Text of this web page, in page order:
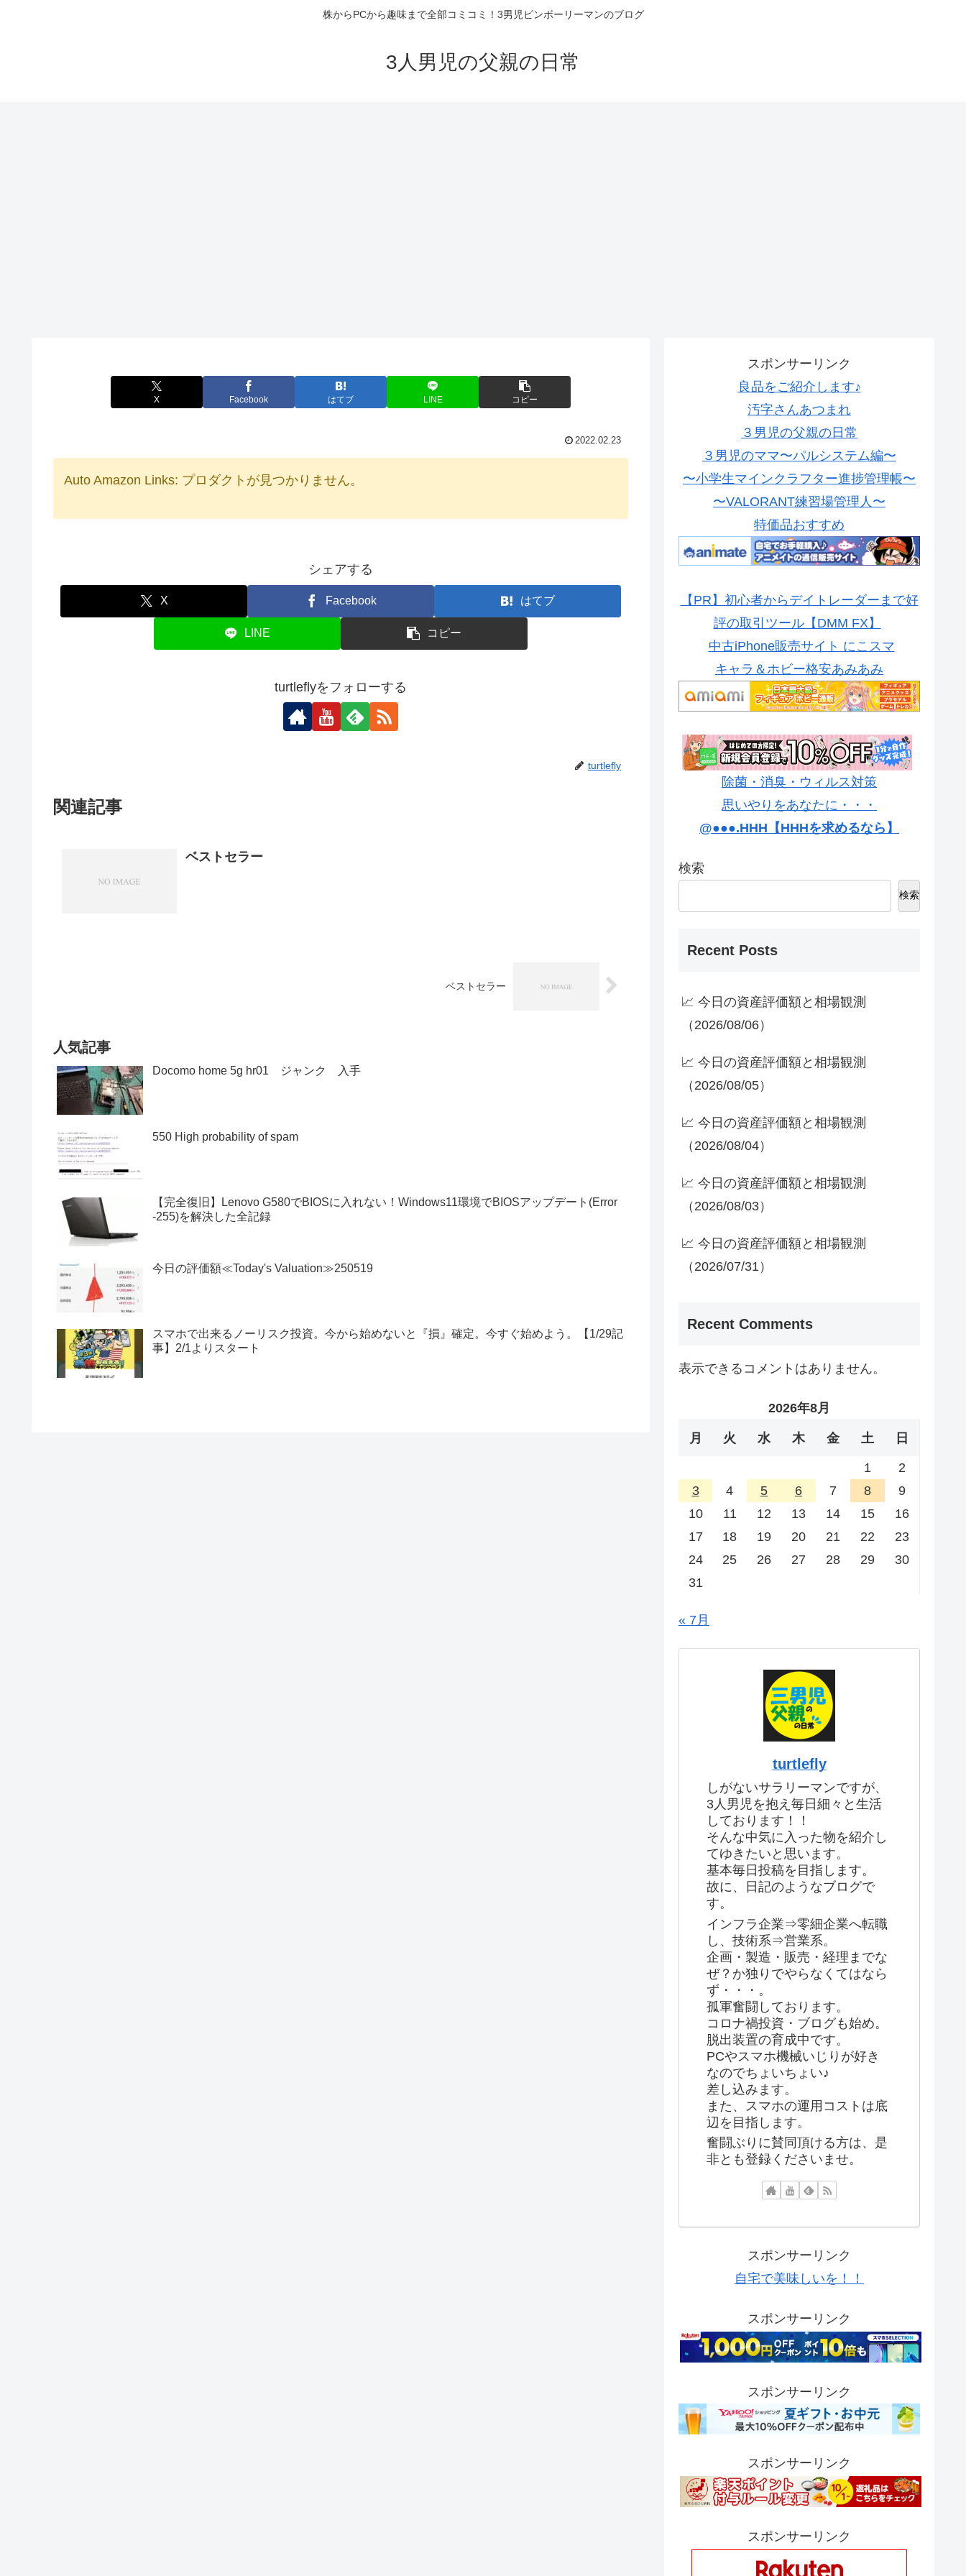
株からPCから趣味まで全部コミコミ！3男児ビンボーリーマンのブログ
3人男児の父親の日常
X Facebook はてブ LINE コピー
2022.02.23
Auto Amazon Links: プロダクトが見つかりません。
シェアする
X Facebook はてブ
LINE コピー
turtleflyをフォローする
turtlefly
関連記事
ベストセラー
ベストセラー
人気記事
Docomo home 5g hr01 ジャンク 入手
550 High probability of spam
【完全復旧】Lenovo G580でBIOSに入れない！Windows11環境でBIOSアップデート(Error
-255)を解決した全記録
今日の評価額≪Today's Valuation≫250519
スマホで出来るノーリスク投資。今から始めないと『損』確定。今すぐ始めよう。【1/29記
事】2/1よりスタート
スポンサーリンク
良品をご紹介します♪
汚字さんあつまれ
３男児の父親の日常
３男児のママ〜パルシステム編〜
〜小学生マインクラフター進捗管理帳〜
〜VALORANT練習場管理人〜
特価品おすすめ
【PR】初心者からデイトレーダーまで好
評の取引ツール【DMM FX】
中古iPhone販売サイト にこスマ
キャラ＆ホビー格安あみあみ
除菌・消臭・ウィルス対策
思いやりをあなたに・・・
@●●●.HHH【HHHを求めるなら】
検索
検索
Recent Posts
📈 今日の資産評価額と相場観測
（2026/08/06）
📈 今日の資産評価額と相場観測
（2026/08/05）
📈 今日の資産評価額と相場観測
（2026/08/04）
📈 今日の資産評価額と相場観測
（2026/08/03）
📈 今日の資産評価額と相場観測
（2026/07/31）
Recent Comments
表示できるコメントはありません。
2026年8月
月 火 水 木 金 土 日
1
2
3
4 5 6 7 8
9
10
11 12 13 14 15
16
17
18 19 20 21 22
23
24
25 26 27 28 29
30
31
« 7月
turtlefly
しがないサラリーマンですが、
3人男児を抱え毎日細々と生活
しております！！
そんな中気に入った物を紹介し
てゆきたいと思います。
基本毎日投稿を目指します。
故に、日記のようなブログで
す。
インフラ企業⇒零細企業へ転職
し、技術系⇒営業系。
企画・製造・販売・経理までな
ぜ？か独りでやらなくてはなら
ず・・・。
孤軍奮闘しております。
コロナ禍投資・ブログも始め。
脱出装置の育成中です。
PCやスマホ機械いじりが好き
なのでちょいちょい♪
差し込みます。
また、スマホの運用コストは底
辺を目指します。
奮闘ぶりに賛同頂ける方は、是
非とも登録くださいませ。
スポンサーリンク
自宅で美味しいを！！
スポンサーリンク
スポンサーリンク
スポンサーリンク
スポンサーリンク